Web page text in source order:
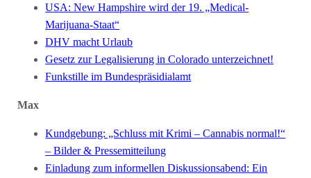
USA: New Hampshire wird der 19. „Medical-
Marijuana-Staat“
DHV macht Urlaub
Gesetz zur Legalisierung in Colorado unterzeichnet!
Funkstille im Bundespräsidialamt
Max
Kundgebung: „Schluss mit Krimi – Cannabis normal!“
– Bilder & Pressemitteilung
Einladung zum informellen Diskussionsabend: Ein